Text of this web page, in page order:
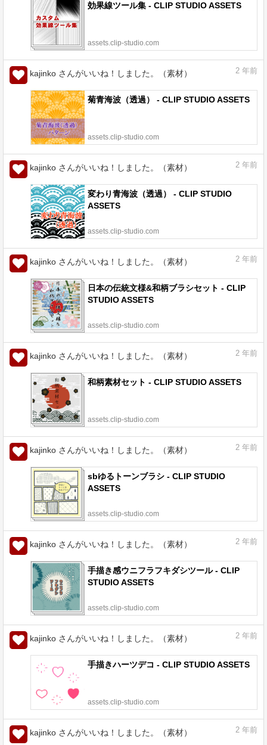
効果線ツール集 - CLIP STUDIO ASSETS
assets.clip-studio.com
kajinko さんがいいね！しました。（素材） 2 年前
菊青海波（透過） - CLIP STUDIO ASSETS
assets.clip-studio.com
kajinko さんがいいね！しました。（素材） 2 年前
変わり青海波（透過） - CLIP STUDIO
ASSETS
assets.clip-studio.com
kajinko さんがいいね！しました。（素材） 2 年前
日本の伝統文様&和柄ブラシセット - CLIP
STUDIO ASSETS
assets.clip-studio.com
kajinko さんがいいね！しました。（素材） 2 年前
和柄素材セット - CLIP STUDIO ASSETS
assets.clip-studio.com
kajinko さんがいいね！しました。（素材） 2 年前
sbゆるトーンブラシ - CLIP STUDIO
ASSETS
assets.clip-studio.com
kajinko さんがいいね！しました。（素材） 2 年前
手描き感ウニフラフキダシツール - CLIP
STUDIO ASSETS
assets.clip-studio.com
kajinko さんがいいね！しました。（素材） 2 年前
手描きハーツデコ - CLIP STUDIO ASSETS
assets.clip-studio.com
kajinko さんがいいね！しました。（素材） 2 年前